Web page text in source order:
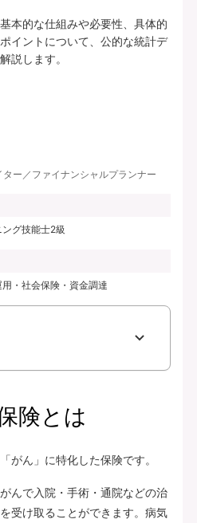
病保障型(Ⅰ型) | 基本給付金額：50万円 |
３疾病保険料払込免除特約(25)(Ⅰ型) ：付
間：終身 | 募集文書番号：HP-M353-772-
相談予約
本的な仕組みや必要性、具体的
イントについて、公的な統計デ
説します。
ー／ファイナンシャルプランナー
グ技能士2級
・社会保険・資金調達
険とは
がん」に特化した保険です。
んで入院・手術・通院などの治
受け取ることができます。病気